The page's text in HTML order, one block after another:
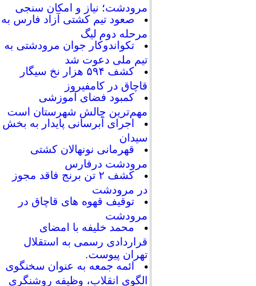
مرودشت؛ نیاز و امکان سنجی
صعود تیم کشتی آزاد فارس به
مرحله دوم لیگ
تکواندوکار جوان مرودشتی به
تیم ملی دعوت شد
کشف ۵۹۴ هزار نخ سیگار
قاچاق در کامفیروز
کمبود فضای آموزشی
مهم‌ترین چالش شهرستان است
اجرای آبرسانی پایدار به بخش
سیدان
قهرمانی نونهالان کشتی
مرودشت درفارس
کشف ۲ تن برنج فاقد مجوز
در مرودشت
توقیف قهوه های قاچاق در
مرودشت
محمد خلیفه با امضای
قراردادی رسمی به استقلال
تهران پیوست.
ائمه جمعه به عنوان سخنگوی
الگوی انقلاب، وظیفه روشنگری